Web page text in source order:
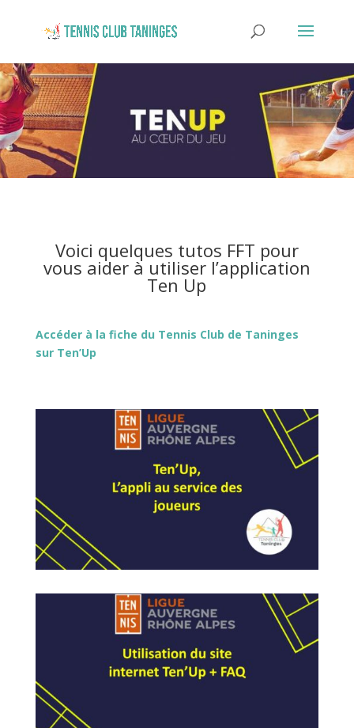
Voici quelques tutos FFT pour
vous aider à utiliser l’application
Ten Up
Accéder à la fiche du Tennis Club de Taninges
sur Ten’Up